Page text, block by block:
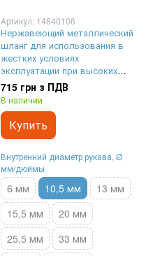
Артикул: 14840106
Нержавеющий металлический
шланг для использования в
жестких условиях
эксплуатации при высоких
температурах и давлении |
внутренний диаметр Ø 10,6
мм, максимальное рабочее
давление 75 Бар (7,5 MPa)
715 грн з ПДВ
В наличии
Купить
Внутренний диаметр рукава, Ø
мм/дюймы
6 мм 10,5 мм
13 мм
15,5 мм
20 мм
25,5 мм
33 мм